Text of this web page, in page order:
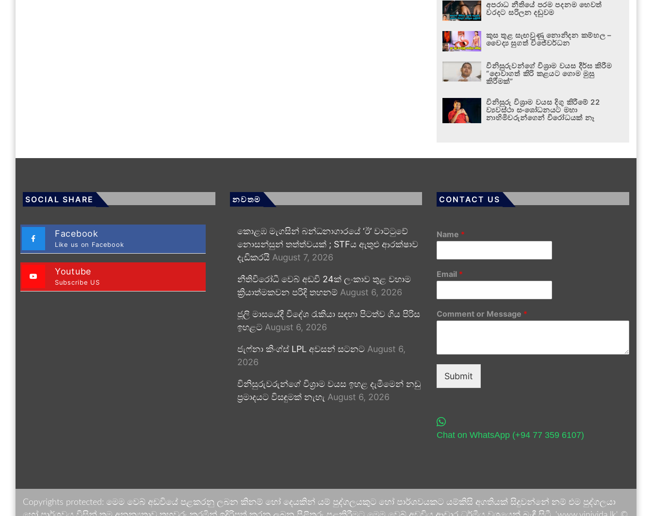
අපරාධ නීතියේ පරම පදනම හෙවත්
වරදට සරිලන දඬුවම
කුස තුළ සැඟවුණු නොනිදන කම්හල –
වෛද්‍ය සුගත් විජේවර්ධන
විනිසුරුවන්ගේ විශ්‍රාම වයස දීර්ඝ කිරීම
“දොවාගත් කිරි කළයට ගොම මුසු
කිරීමක්”
විනිසුරු විශ්‍රාම වයස දිගු කිරීමේ 22
ව්‍යවස්ථා සංශෝධනයට මහා
නාහිමිවරුන්ගෙන් විරෝධයක් නෑ
SOCIAL SHARE
Facebook
Like us on Facebook
Youtube
Subscribe US
නවතම
කොළඹ මැගසින් බන්ධනාගාරයේ ‘ඊ’ වාට්ටුවේ
නොසන්සුන් තත්ත්වයක් ; STFය ඇතුළු ආරක්ෂාව
දැඩිකරයි August 7, 2026
නීතිවිරෝධී වෙබ් අඩවි 24ක් ලංකාව තුළ වහාම
ක්‍රියාත්මකවන පරිදි තහනම් August 6, 2026
ජූලි මාසයේදී විදේශ රැකියා සඳහා පිටත්ව ගිය පිරිස
ඉහළට August 6, 2026
ජැෆ්නා කිංග්ස් LPL අවසන් සටනට August 6,
2026
විනිසුරුවරුන්ගේ විශ්‍රාම වයස ඉහළ දැමීමෙන් නඩු
ප්‍රමාදයට විසඳුමක් නැහැ August 6, 2026
CONTACT US
Name *
Email *
Comment or Message *
Submit
Chat on WhatsApp (+94 77 359 6107)
Copyrights protected: මෙම වෙබ් අඩවියේ පළකරනු ලබන කිනම් හෝ දෙයකින් යම් පුද්ගලයකුට හෝ පාර්ශවයකට යම්කිසි අගතියක් සිදුවන්නේ නම් එම පුද්ගලයා